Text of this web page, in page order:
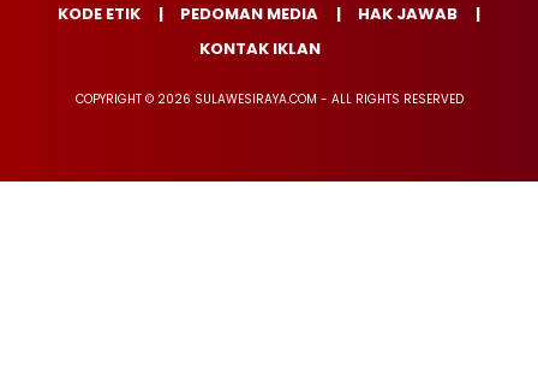
KODE ETIK
PEDOMAN MEDIA
HAK JAWAB
KONTAK IKLAN
COPYRIGHT © 2026 SULAWESIRAYA.COM - ALL RIGHTS RESERVED